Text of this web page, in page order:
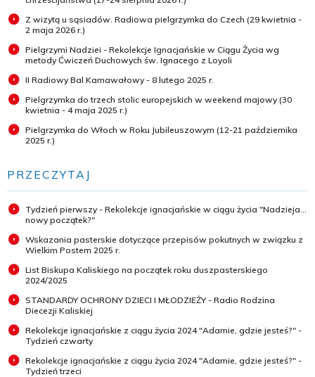
Z wizytą u sąsiadów. Radiowa pielgrzymka do Czech (29 kwietnia -
2 maja 2026 r.)
Pielgrzymi Nadziei - Rekolekcje Ignacjańskie w Ciągu Życia wg
metody Ćwiczeń Duchowych św. Ignacego z Loyoli
II Radiowy Bal Karnawałowy - 8 lutego 2025 r.
Pielgrzymka do trzech stolic europejskich w weekend majowy (30
kwietnia - 4 maja 2025 r.)
Pielgrzymka do Włoch w Roku Jubileuszowym (12-21 października
2025 r.)
PRZECZYTAJ
Tydzień pierwszy - Rekolekcje ignacjańskie w ciągu życia "Nadzieja...
nowy początek?"
Wskazania pasterskie dotyczące przepisów pokutnych w związku z
Wielkim Postem 2025 r.
List Biskupa Kaliskiego na początek roku duszpasterskiego
2024/2025
STANDARDY OCHRONY DZIECI I MŁODZIEŻY - Radio Rodzina
Diecezji Kaliskiej
Rekolekcje ignacjańskie z ciągu życia 2024 "Adamie, gdzie jesteś?" -
Tydzień czwarty
Rekolekcje ignacjańskie z ciągu życia 2024 "Adamie, gdzie jesteś?" -
Tydzień trzeci